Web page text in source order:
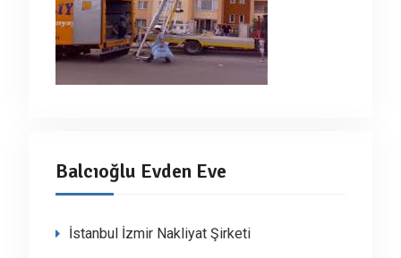
Balcıoğlu Evden Eve
İstanbul İzmir Nakliyat Şirketi